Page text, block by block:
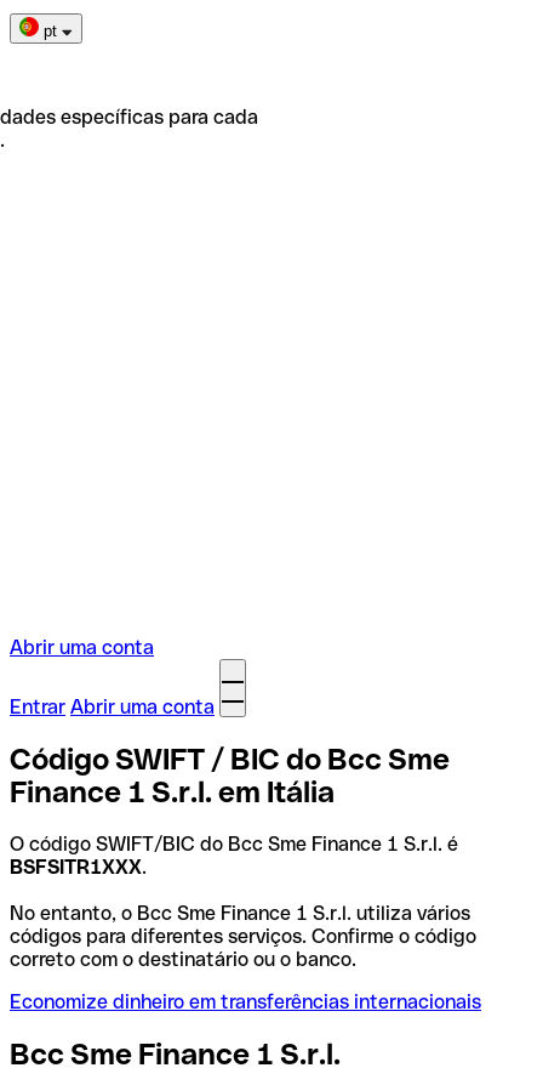
pt
específicas para cada
Abrir uma conta
Entrar Abrir uma conta
Código SWIFT / BIC do Bcc Sme
Finance 1 S.r.l. em Itália
O código SWIFT/BIC do Bcc Sme Finance 1 S.r.l. é
BSFSITR1XXX.
No entanto, o Bcc Sme Finance 1 S.r.l. utiliza vários
códigos para diferentes serviços. Confirme o código
correto com o destinatário ou o banco.
Economize dinheiro em transferências internacionais
Bcc Sme Finance 1 S.r.l.